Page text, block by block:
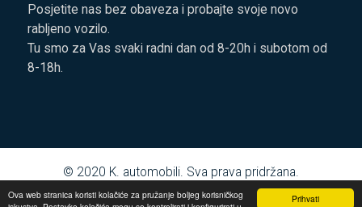
Prihvati
Ova web stranica koristi kolačiće za pružanje boljeg korisničkog
Posjetite nas bez obaveza i probajte svoje novo
rabljeno vozilo.
Tu smo za Vas svaki radni dan od 8-20h i subotom od
8-18h.
© 2020 K. automobili. Sva prava pridržana.